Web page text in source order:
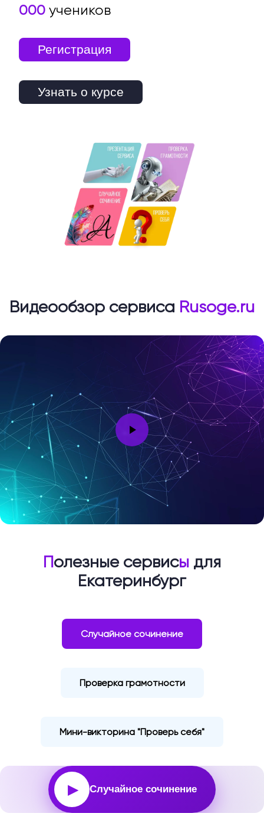
000 учеников
Регистрация
Узнать о курсе
Видеообзор сервиса Rusoge.ru
Полезные сервисы для
Екатеринбург
Случайное сочинение
Проверка грамотности
Мини-викторина "Проверь себя"
▶ Случайное сочинение